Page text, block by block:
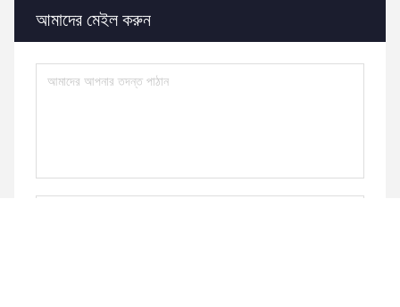
আমাদের মেইল ​​করুন